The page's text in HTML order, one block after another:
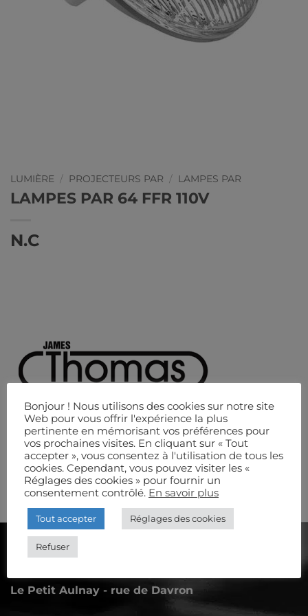
LUMIÈRE / PROJECTEURS PAR / LAMPES PAR
LAMPES PAR 64 FFR 110V
N.C
AUDIOSCÈNE
Le Petit Aulnay - rue de Davron
Bonjour ! Nous utilisons des cookies sur notre site
Web pour vous offrir l'expérience la plus
pertinente en mémorisant vos préférences pour
vos prochaines visites. En cliquant sur « Tout
accepter », vous consentez à l'utilisation de tous les
cookies. Cependant, vous pouvez visiter les «
Réglages des cookies » pour fournir un
consentement contrôlé. En savoir plus
Tout accepter Réglages des cookies
Refuser